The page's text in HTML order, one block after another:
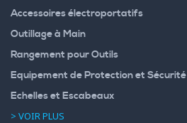
Accessoires électroportatifs
Outillage à Main
Rangement pour Outils
Equipement de Protection et Sécurité
Echelles et Escabeaux
> VOIR PLUS